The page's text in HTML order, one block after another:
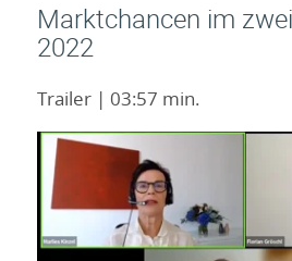
Marktchancen im
2022
Trailer | 03:57 min.